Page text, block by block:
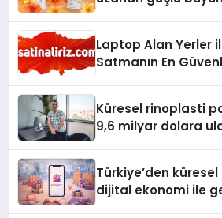
Laptop Alan Yerler
Satmanın En
Küresel rinoplasti
9,6 milyar dolara
Türkiye’den
dijital ekonomi ile